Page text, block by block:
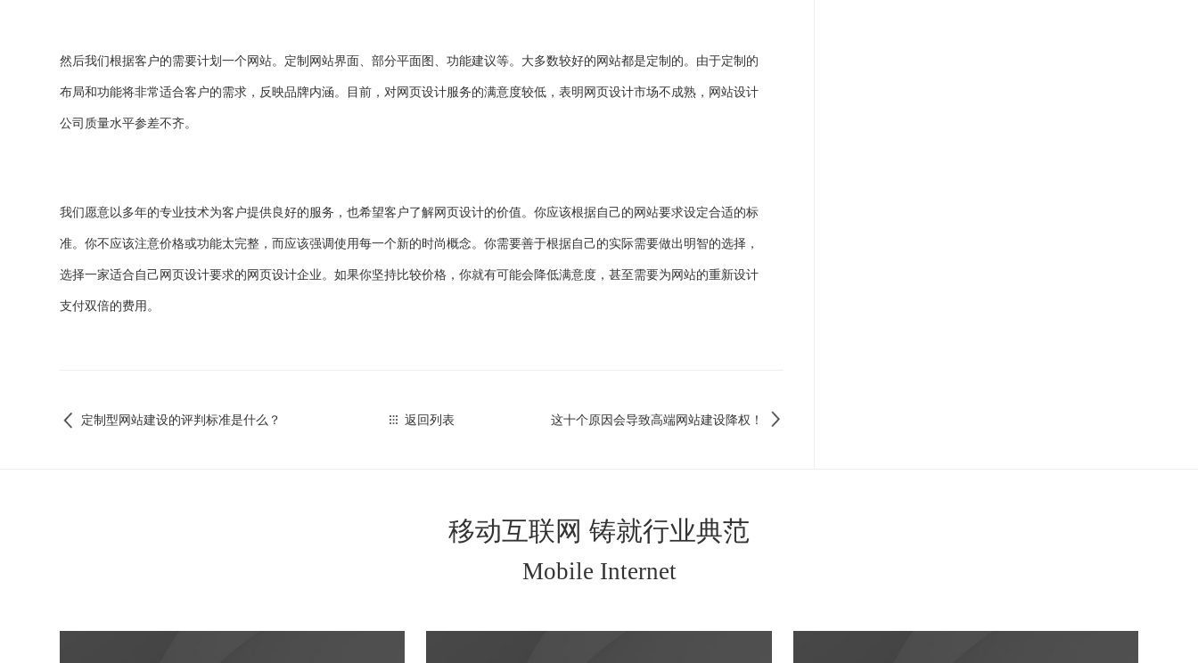
然后我们根据客户的需要计划一个网站。定制网站界面、部分平面图、功能建议等。大多数较好的网站都是定制的。由于定制的
布局和功能将非常适合客户的需求，反映品牌内涵。目前，对网页设计服务的满意度较低，表明网页设计市场不成熟，网站设计
公司质量水平参差不齐。
我们愿意以多年的专业技术为客户提供良好的服务，也希望客户了解网页设计的价值。你应该根据自己的网站要求设定合适的标
准。你不应该注意价格或功能太完整，而应该强调使用每一个新的时尚概念。你需要善于根据自己的实际需要做出明智的选择，
选择一家适合自己网页设计要求的网页设计企业。如果你坚持比较价格，你就有可能会降低满意度，甚至需要为网站的重新设计
支付双倍的费用。
定制型网站建设的评判标准是什么？ 返回列表 这十个原因会导致高端网站建设降权！
移动互联网 铸就行业典范
Mobile Internet